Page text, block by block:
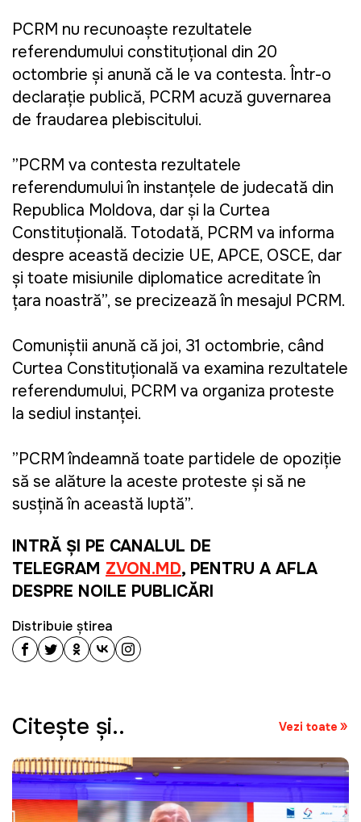
PCRM nu recunoaște rezultatele
referendumului constituțional din 20
octombrie și anunță că le va contesta. Într-o
declarație publică, PCRM acuză guvernarea
de fraudarea plebiscitului.
”PCRM va contesta rezultatele
referendumului în instanțele de judecată din
Republica Moldova, dar și la Curtea
Constituțională. Totodată, PCRM va informa
despre această decizie UE, APCE, OSCE, dar
și toate misiunile diplomatice acreditate în
țara noastră”, se precizează în mesajul PCRM.
Comuniștii anunță că joi, 31 octombrie, când
Curtea Constituțională va examina rezultatele
referendumului, PCRM va organiza proteste
la sediul instanței.
”PCRM îndeamnă toate partidele de opoziție
să se alăture la aceste proteste și să ne
susțină în această luptă”.
INTRĂ ȘI PE CANALUL DE
TELEGRAM ZVON.MD, PENTRU A AFLA
DESPRE NOILE PUBLICĂRI
Distribuie știrea
Citeşte şi.. Vezi toate